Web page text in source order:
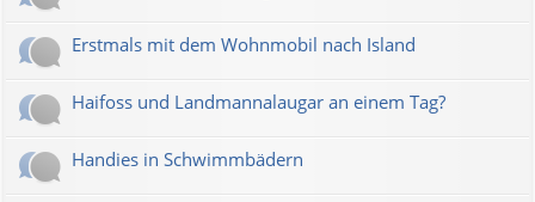
Erstmals mit dem Wohnmobil nach Island
Haifoss und Landmannalaugar an einem Tag?
Handies in Schwimmbädern